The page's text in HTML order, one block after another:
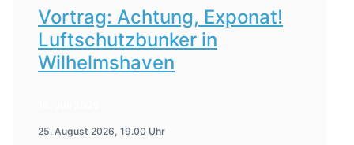
Vortrag: Achtung, Exponat!
Luftschutzbunker in
Wilhelmshaven
25. August 2026, 19.00 Uhr